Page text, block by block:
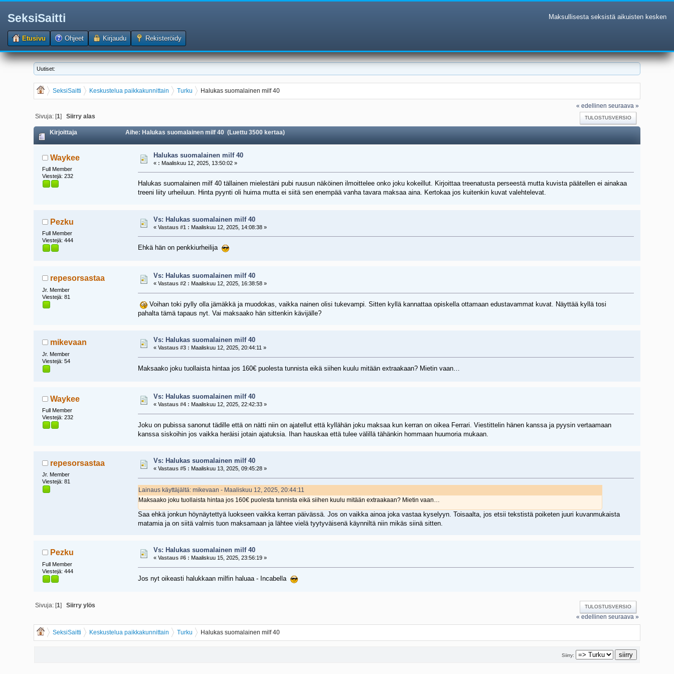
SeksiSaitti Maksullisesta seksistä aikuisten kesken
Etusivu Ohjeet Kirjaudu Rekisteröidy
Uutiset:
SeksiSaitti Keskustelua paikkakunnittain Turku Halukas suomalainen milf 40
« edellinen seuraava »
TULOSTUSVERSIO
Sivuja: [1] Siirry alas
Kirjoittaja Aihe: Halukas suomalainen milf 40 (Luettu 3500 kertaa)
Waykee
Full Member
Viestejä: 232
Halukas suomalainen milf 40
« : Maaliskuu 12, 2025, 13:50:02 »
Halukas suomalainen milf 40 tällainen mielestäni pubi ruusun näköinen ilmoittelee onko joku kokeillut. Kirjoittaa treenatusta perseestä mutta kuvista päätellen ei ainakaa
treeni liity urheiluun. Hinta pyynti oli huima mutta ei siitä sen enempää vanha tavara maksaa aina. Kertokaa jos kuitenkin kuvat valehtelevat.
Pezku
Full Member
Viestejä: 444
Vs: Halukas suomalainen milf 40
« Vastaus #1 : Maaliskuu 12, 2025, 14:08:38 »
Ehkä hän on penkkiurheilija
repesorsastaa
Jr. Member
Viestejä: 81
Vs: Halukas suomalainen milf 40
« Vastaus #2 : Maaliskuu 12, 2025, 16:38:58 »
Voihan toki pylly olla jämäkkä ja muodokas, vaikka nainen olisi tukevampi. Sitten kyllä kannattaa opiskella ottamaan edustavammat kuvat. Näyttää kyllä tosi
pahalta tämä tapaus nyt. Vai maksaako hän sittenkin kävijälle?
mikevaan
Jr. Member
Viestejä: 54
Vs: Halukas suomalainen milf 40
« Vastaus #3 : Maaliskuu 12, 2025, 20:44:11 »
Maksaako joku tuollaista hintaa jos 160€ puolesta tunnista eikä siihen kuulu mitään extraakaan? Mietin vaan…
Waykee
Full Member
Viestejä: 232
Vs: Halukas suomalainen milf 40
« Vastaus #4 : Maaliskuu 12, 2025, 22:42:33 »
Joku on pubissa sanonut tädille että on nätti niin on ajatellut että kyllähän joku maksaa kun kerran on oikea Ferrari. Viestittelin hänen kanssa ja pyysin vertaamaan
kanssa siskoihin jos vaikka heräisi jotain ajatuksia. Ihan hauskaa että tulee välillä tähänkin hommaan huumoria mukaan.
repesorsastaa
Jr. Member
Viestejä: 81
Vs: Halukas suomalainen milf 40
« Vastaus #5 : Maaliskuu 13, 2025, 09:45:28 »
Lainaus käyttäjältä: mikevaan - Maaliskuu 12, 2025, 20:44:11
Maksaako joku tuollaista hintaa jos 160€ puolesta tunnista eikä siihen kuulu mitään extraakaan? Mietin vaan…
Saa ehkä jonkun höynäytettyä luokseen vaikka kerran päivässä. Jos on vaikka ainoa joka vastaa kyselyyn. Toisaalta, jos etsii tekstistä poiketen juuri kuvanmukaista
matamia ja on siitä valmis tuon maksamaan ja lähtee vielä tyytyväisenä käynniltä niin mikäs siinä sitten.
Pezku
Full Member
Viestejä: 444
Vs: Halukas suomalainen milf 40
« Vastaus #6 : Maaliskuu 15, 2025, 23:56:19 »
Jos nyt oikeasti halukkaan milfin haluaa - Incabella
TULOSTUSVERSIO
Sivuja: [1] Siirry ylös
« edellinen seuraava »
SeksiSaitti Keskustelua paikkakunnittain Turku Halukas suomalainen milf 40
Siirry: